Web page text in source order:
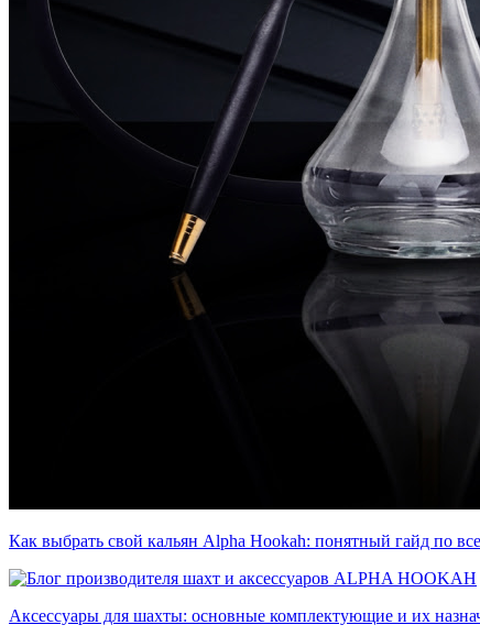
Как выбрать свой кальян Alpha Hookah: понятный гайд по
Аксессуары для шахты: основные комплектующие и их